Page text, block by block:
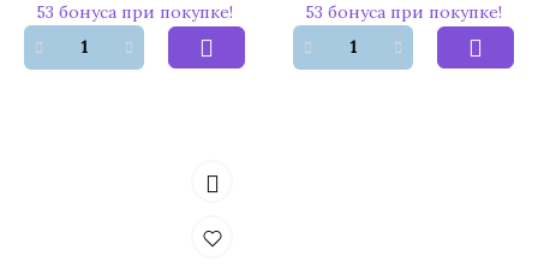
53 бонуса при покупке! 53 бонуса при покупке!